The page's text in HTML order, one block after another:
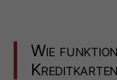
Wie